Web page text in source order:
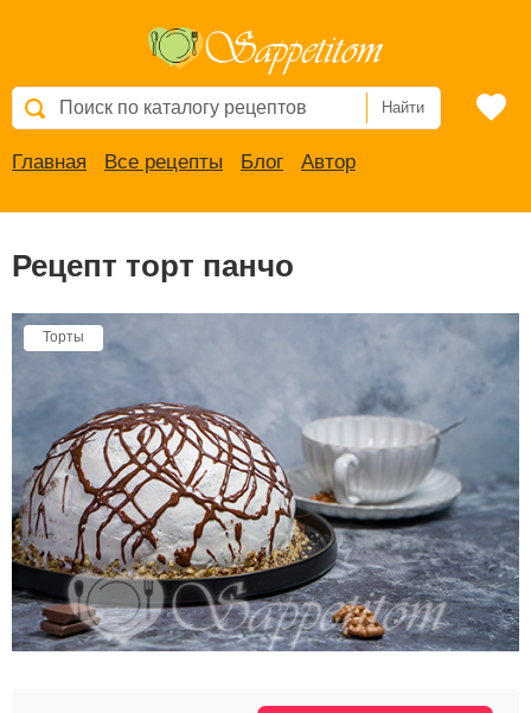
Найти
Главная Все рецепты Блог Автор
Рецепт торт панчо
Торты